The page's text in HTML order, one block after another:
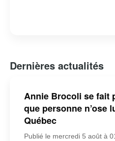
Dernières actualités
Annie Brocoli se fait
que personne n’ose
Québec
Publié le mercredi 5 août à